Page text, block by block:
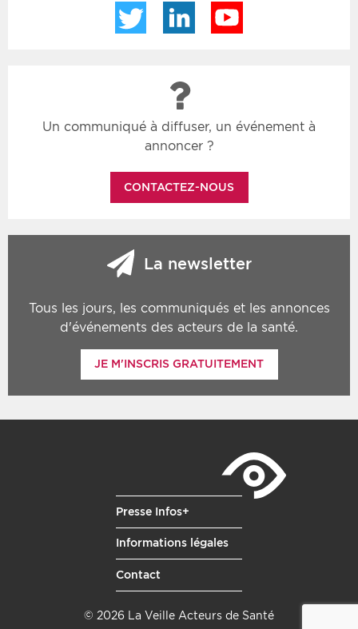
Twitter LinkedIn
Un communiqué à diffuser, un événement à
annoncer ?
CONTACTEZ-NOUS
La newsletter
Tous les jours, les communiqués et les annonces
d'événements des acteurs de la santé.
JE M'INSCRIS GRATUITEMENT
Presse Infos+
Informations légales
Contact
© 2026 La Veille Acteurs de Santé